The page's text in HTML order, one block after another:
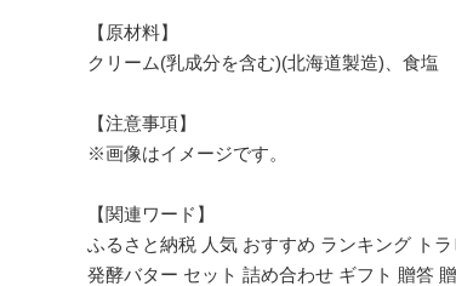
【原材料】
クリーム(乳成分を含む)(北海道製造)、食塩
【注意事項】
※画像はイメージです。
【関連ワード】
ふるさと納税 人気 おすすめ ランキング ト
発酵バター セット 詰め合わせ ギフト 贈答